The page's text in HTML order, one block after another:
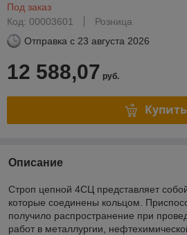
Под заказ
Код: 00003601
Розница
Отправка с 23 августа 2026
12 588,07 руб.
Купить
Описание
Строп цепной 4СЦ представляет
которые соединены кольцом.
получило распространение при
работ в металлургии,